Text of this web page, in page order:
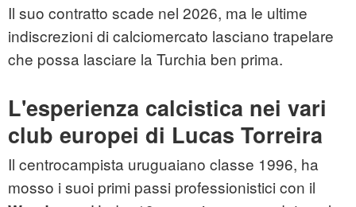
Il suo contratto scade nel 2026, ma le ultime
indiscrezioni di calciomercato lasciano trapelare
che possa lasciare la Turchia ben prima.
L'esperienza calcistica nei vari
club europei di Lucas Torreira
Il centrocampista uruguaiano classe 1996, ha
mosso i suoi primi passi professionistici con il